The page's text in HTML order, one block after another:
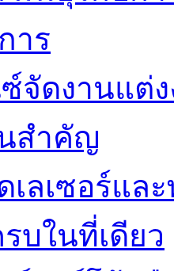
าร
จัดงานแต่
สำคัญ
เลเซอร์แ
รบในที่เดียว